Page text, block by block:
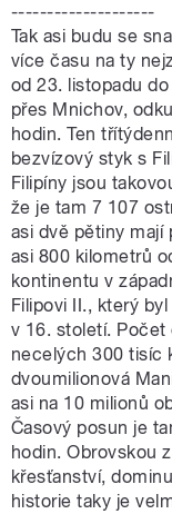
--------------------
Tak asi budu se
více času na ty
od 23. listopadu
přes Mnichov,
hodin. Ten
bezvízový styk s
Filipíny jsou
že je tam 7 107
asi dvě pětiny mají
asi 800 kilometrů
kontinentu v
Filipovi II., který
v 16. století. Počet
necelých 300 tisíc
dvoumilionová
asi na 10 milionů
Časový posun je
hodin. Obrovskou
křesťanství,
historie taky je